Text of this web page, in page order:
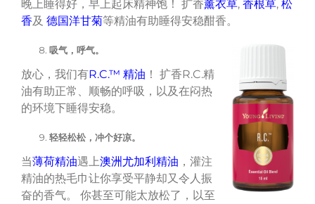
晚上睡得好，早上起床精神饱！ 扩香薰衣草, 香根草, 松
香及 德国洋甘菊等精油有助睡得安稳酣香。
吸气，呼气。
放心，我们有R.C.™ 精油 ！ 扩香R.C.精
油有助正常、顺畅的呼吸，以及在闷热
的环境下睡得安稳。
轻轻松松，冲个好凉。
当薄荷精油遇上澳洲尤加利精油 ，灌注
精油的热毛巾让你享受平静却又令人振
奋的香气。 你甚至可能太放松了，以至